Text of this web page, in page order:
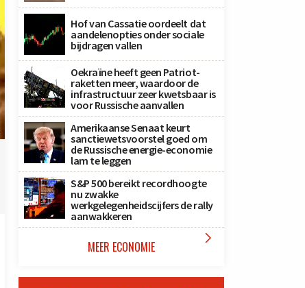
Hof van Cassatie oordeelt dat
aandelenopties onder sociale
bijdragen vallen
Oekraïne heeft geen Patriot-
raketten meer, waardoor de
infrastructuur zeer kwetsbaar is
voor Russische aanvallen
Amerikaanse Senaat keurt
sanctiewetsvoorstel goed om
de Russische energie-economie
lam te leggen
S&P 500 bereikt recordhoogte
nu zwakke
werkgelegenheidscijfers de rally
aanwakkeren
MEER ECONOMIE 